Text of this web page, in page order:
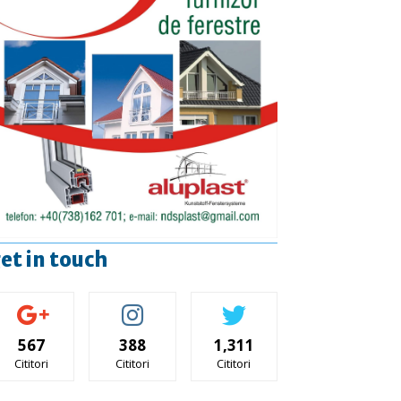
in touch
567
Cititori
388
Cititori
1,311
Cititori